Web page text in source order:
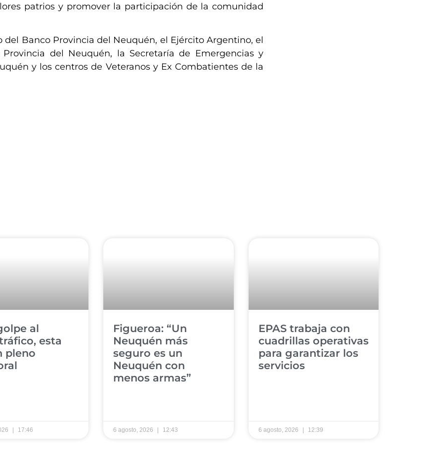
patrios y promover la participación de la comunidad
Banco Provincia del Neuquén, el Ejército Argentino, el
del Neuquén, la Secretaría de Emergencias y
y los centros de Veteranos y Ex Combatientes de la
al
esta
pleno
17:46
​Figueroa: “Un
Neuquén más
seguro es un
Neuquén con
menos armas” ​
6 agosto, 2026 12:43
​EPAS trabaja con
cuadrillas operativas
para garantizar los
servicios ​
6 agosto, 2026 12:39